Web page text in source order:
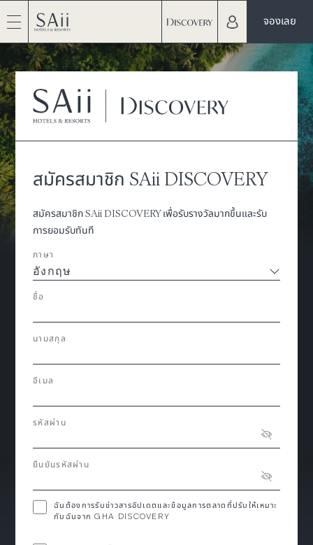
จองเลย
สมัครสมาชิก SAii DISCOVERY
สมัครสมาชิก SAii DISCOVERY เพื่อรับรางวัลมากขึ้นและรับ
การยอมรับทันที
ภาษา
ชื่อ
นามสกุล
อีเมล
รหัสผ่าน
ยืนยันรหัสผ่าน
ฉันต้องการรับข่าวสารอัปเดตและข้อมูลการตลาดที่ปรับให้เหมาะ
กับฉันจาก GHA DISCOVERY